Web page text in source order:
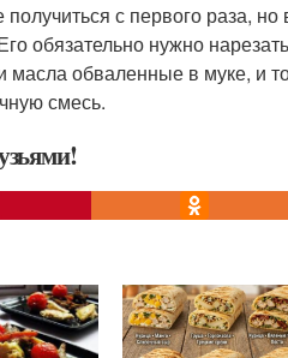
с первого раза,
обязательно нужно
масла обваленные в муке, и
смесь.